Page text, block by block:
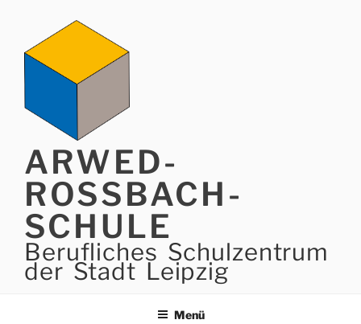
springen
ARWED-
ROSSBACH-
SCHULE
Berufliches Schulzentrum
der Stadt Leipzig
Menü